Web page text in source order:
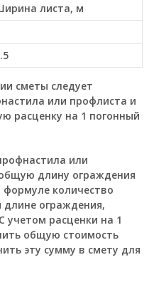
листа, м
сметы следует
или профлиста и
расценку на 1 погонный
или
длину ограждения
количество
ограждения,
учетом расценки на 1
общую стоимость
эту сумму в смету для